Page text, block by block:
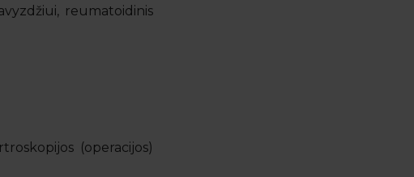
reumatoidinis
(operacijos)